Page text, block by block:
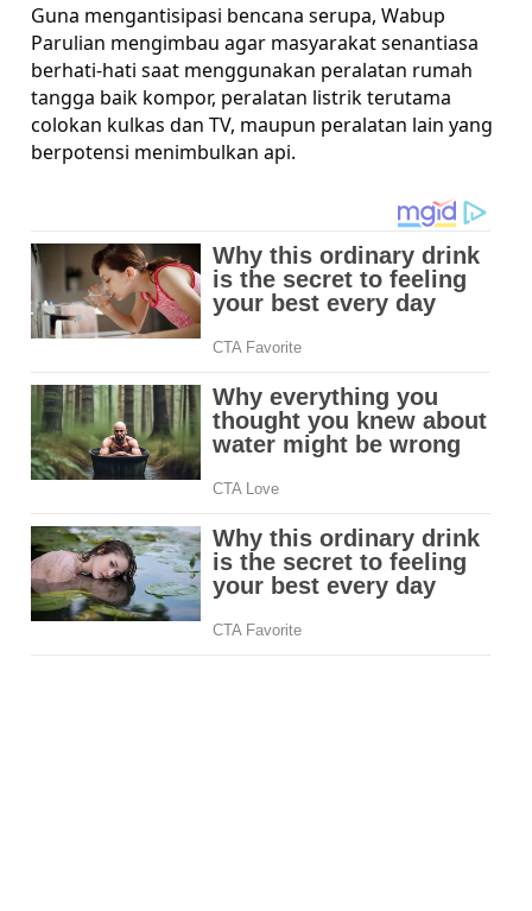
Guna mengantisipasi bencana serupa, Wabup
Parulian mengimbau agar masyarakat senantiasa
berhati-hati saat menggunakan peralatan rumah
tangga baik kompor, peralatan listrik terutama
colokan kulkas dan TV, maupun peralatan lain yang
berpotensi menimbulkan api.